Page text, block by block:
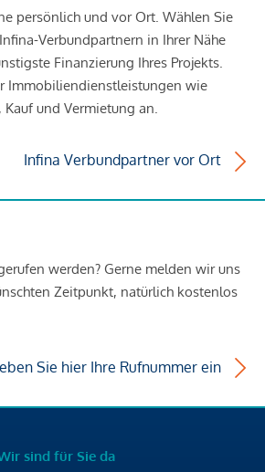
persönlich und vor Ort. Wählen Sie
Verbundpartnern in Ihrer Nähe
Finanzierung Ihres Projekts.
Immobiliendienstleistungen wie
Kauf und Vermietung an.
Infina Verbundpartner vor Ort
werden? Gerne melden wir uns
Zeitpunkt, natürlich kostenlos
Sie hier Ihre Rufnummer ein
sind für Sie da